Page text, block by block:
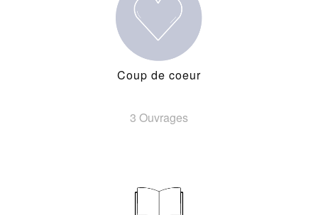
Coup de coeur
3 Ouvrages